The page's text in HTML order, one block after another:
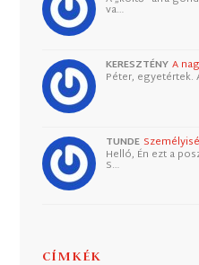
va…
KERESZTÉNY A
Péter, egyetértek.
TUNDE
Helló, Én ezt a
S…
CÍMKÉK